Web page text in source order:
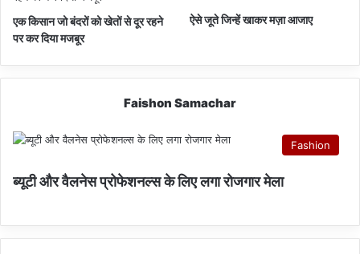
एक किसान जो बंदरों को खेतों से दूर रहने
पर कर दिया मजबूर
ऐसे जूते जिन्हें खाकर मज़ा आजाए
Faishon Samachar
Fashion
ब्यूटी और वैलनेस प्रोफेशनल्स के लिए लगा रोजगार मेला